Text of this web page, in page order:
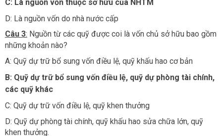
C: Là nguồn vốn thuộc sở hữu của NHTM
D: Là nguồn vốn do nhà nước cấp​
Câu 3: Nguồn từ các quỹ được coi là vốn chủ sở hữu bao gồm
những khoản nào?
A: Quỹ dự trữ bổ sung vốn điều lệ, quỹ khấu hao cơ bản
B: Quỹ dự trữ bổ sung vốn điều lệ, quỹ dự phòng tài chính,
các quỹ khác
C: Quỹ dự trữ vốn điều lệ, quỹ khen thưởng
D: Quỹ dự phòng tài chính, quỹ khấu hao sửa chữa lớn, quỹ
khen thưởng.